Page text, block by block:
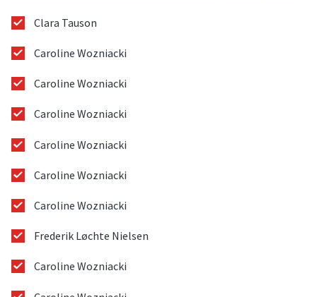
Clara Tauson
Caroline Wozniacki
Caroline Wozniacki
Caroline Wozniacki
Caroline Wozniacki
Caroline Wozniacki
Caroline Wozniacki
Frederik Løchte Nielsen
Caroline Wozniacki